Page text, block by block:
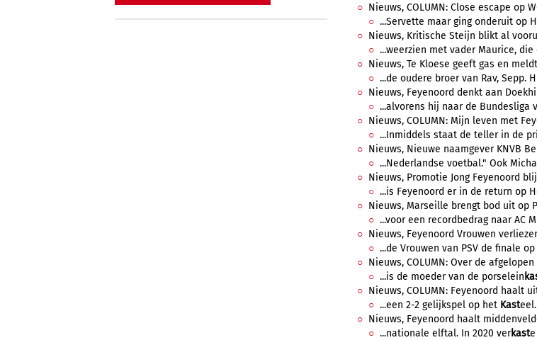
Nieuws, COLUMN: Close escape op
...Servette maar ging onderuit op
Nieuws, Kritische Steijn blikt al
...weerzien met vader Maurice, die
Nieuws, Te Kloese geeft gas en
...de oudere broer van Rav, Sepp.
Nieuws, Feyenoord denkt aan
...alvorens hij naar de Bundesliga
Nieuws, COLUMN: Mijn leven met
...Inmiddels staat de teller in de
Nieuws, Nieuwe naamgever KNVB
...Nederlandse voetbal." Ook
Nieuws, Promotie Jong Feyenoord
...is Feyenoord er in de return op
Nieuws, Marseille brengt bod uit op
...voor een recordbedrag naar AC
Nieuws, Feyenoord Vrouwen
...de Vrouwen van PSV de finale
Nieuws, COLUMN: Over de
...is de moeder van de porselein
Nieuws, COLUMN: Feyenoord haalt
...een 2-2 gelijkspel op het Kast
Nieuws, Feyenoord haalt
...nationale elftal. In 2020 verkast